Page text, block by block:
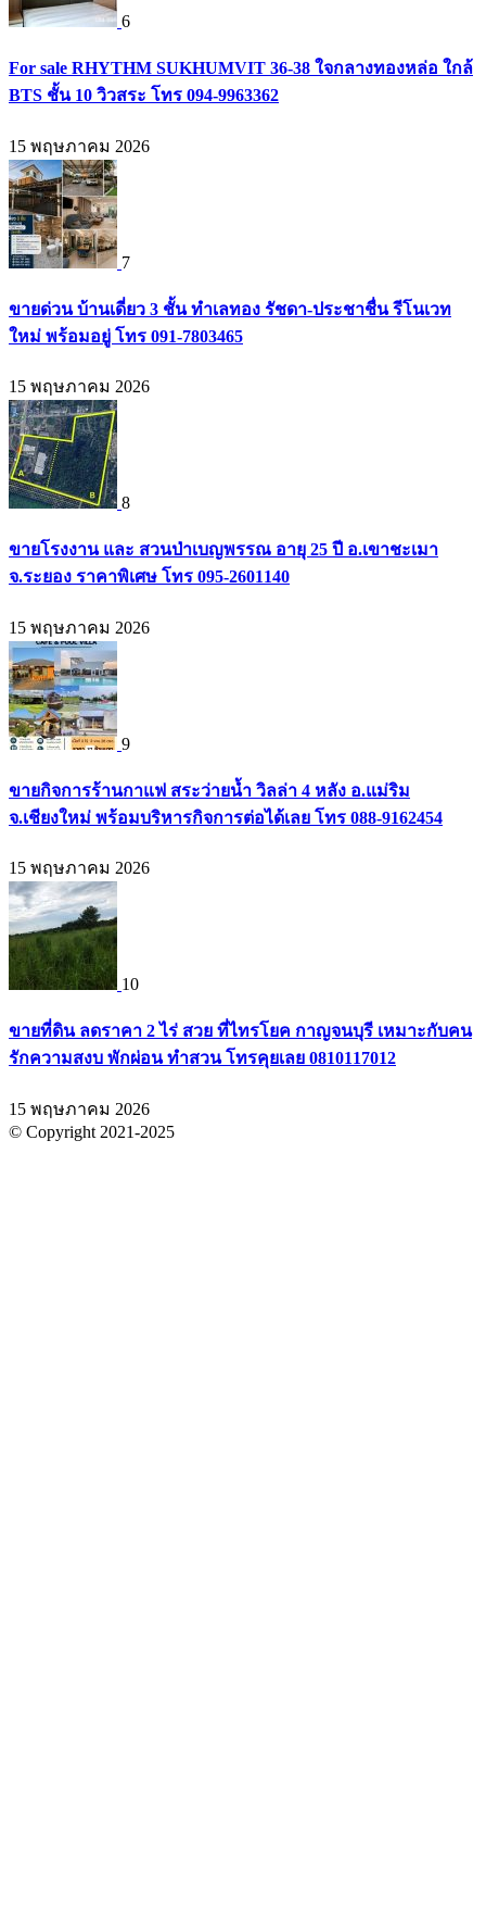
6
For sale RHYTHM SUKHUMVIT 36-38 ใจกลางทองหล่อ ใกล้
BTS ชั้น 10 วิวสระ โทร 094-9963362
15 พฤษภาคม 2026
7
ขายด่วน บ้านเดี่ยว 3 ชั้น ทำเลทอง รัชดา-ประชาชื่น รีโนเวท
ใหม่ พร้อมอยู่ โทร 091-7803465
15 พฤษภาคม 2026
8
ขายโรงงาน และ สวนป่าเบญพรรณ อายุ 25 ปี อ.เขาชะเมา
จ.ระยอง ราคาพิเศษ โทร 095-2601140
15 พฤษภาคม 2026
9
ขายกิจการร้านกาแฟ สระว่ายน้ำ วิลล่า 4 หลัง อ.แม่ริม
จ.เชียงใหม่ พร้อมบริหารกิจการต่อได้เลย โทร 088-9162454
15 พฤษภาคม 2026
10
ขายที่ดิน ลดราคา 2 ไร่ สวย ที่ไทรโยค กาญจนบุรี เหมาะกับคน
รักความสงบ พักผ่อน ทำสวน โทรคุยเลย 0810117012
15 พฤษภาคม 2026
© Copyright 2021-2025